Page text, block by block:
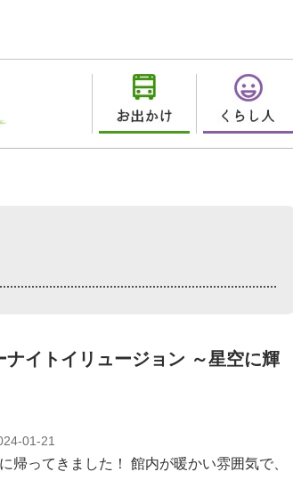
イトイリュージョン ～星空に輝
01-21
帰ってきました！ 館内が暖かい雰囲気で、